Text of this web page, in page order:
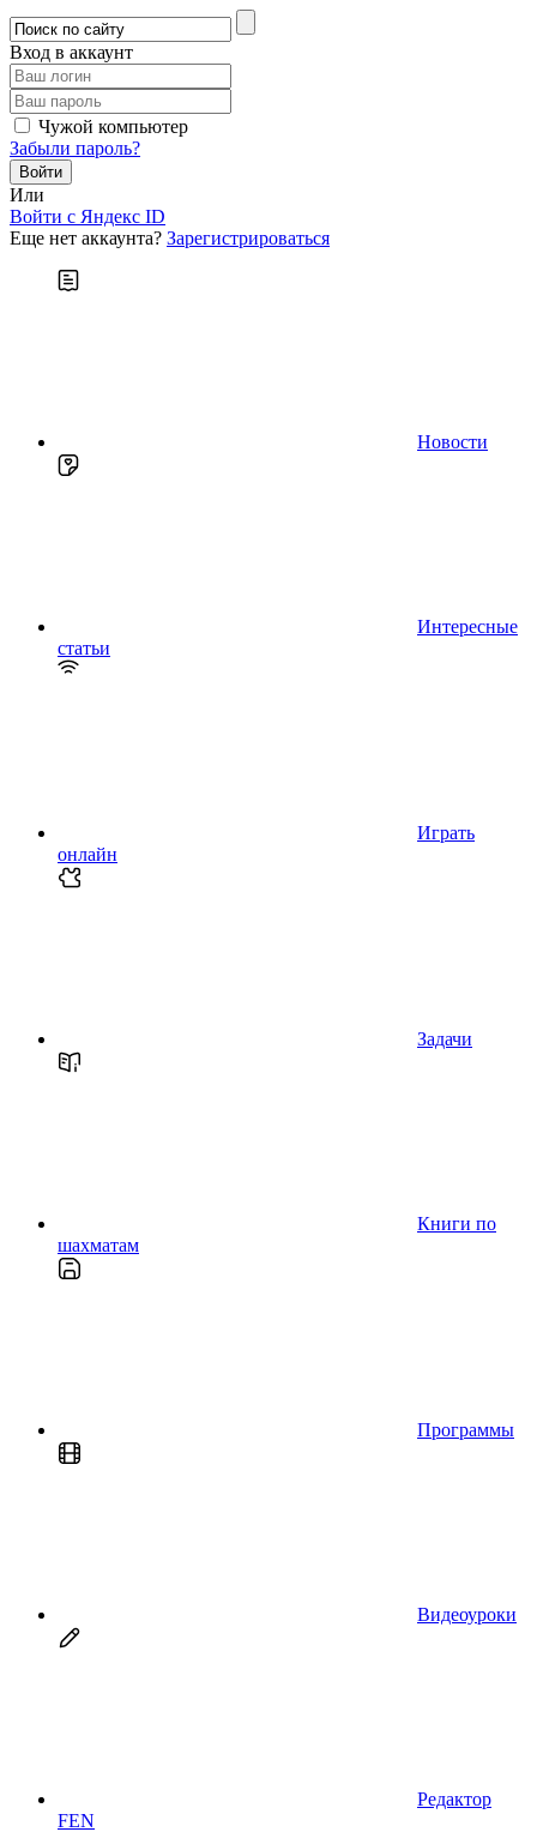
Вход в аккаунт
Чужой компьютер
Забыли пароль?
Или
Войти c Яндекс ID
Еще нет аккаунта? Зарегистрироваться
Новости
Интересные
статьи
Играть
онлайн
Задачи
Книги по
шахматам
Программы
Видеоуроки
Редактор
FEN